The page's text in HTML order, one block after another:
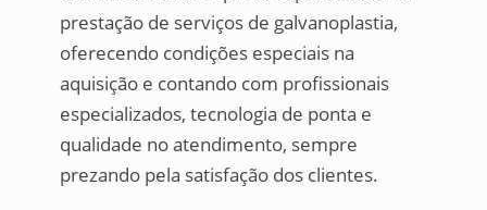
prestação de serviços de galvanoplastia,
oferecendo condições especiais na
aquisição e contando com profissionais
especializados, tecnologia de ponta e
qualidade no atendimento, sempre
prezando pela satisfação dos clientes.